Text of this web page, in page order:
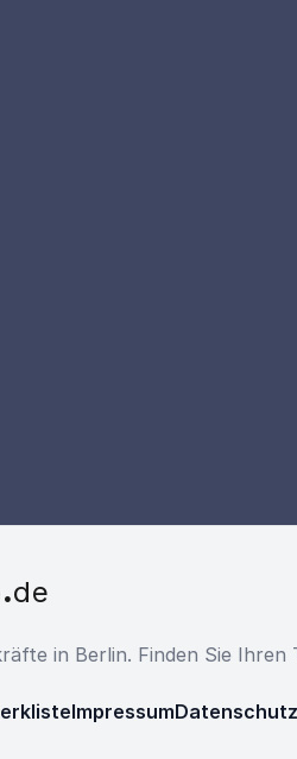
de
in Berlin. Finden Sie
ImpressumDatenschutz